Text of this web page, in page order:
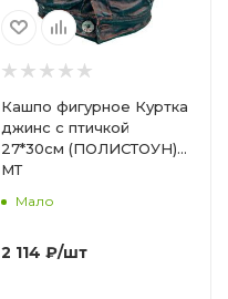
Кашпо фигурное Куртка
джинс с птичкой
27*30см (ПОЛИСТОУН)/
МТ
Мало
2 114 ₽/шт